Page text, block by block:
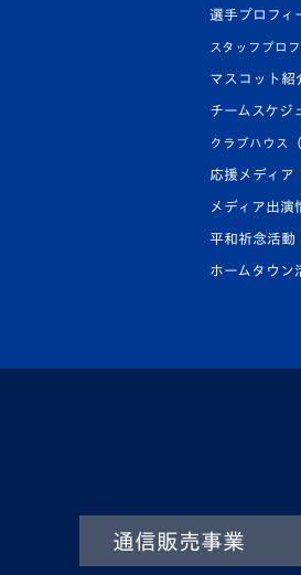
選手プロフィ
スタッフプロ
マスコット紹
チームスケジ
クラブハウス
応援メディア
メディア出演
平和祈念活動
ホームタウン
通信販売事業